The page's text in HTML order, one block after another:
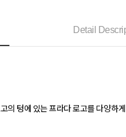
Detail
의 텅에 있는 프라다 로고를 다양하